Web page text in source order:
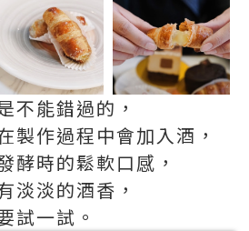
不能錯過的，
製作過程中會加入酒，
酵時的鬆軟口感，
淡淡的酒香，
試一試。